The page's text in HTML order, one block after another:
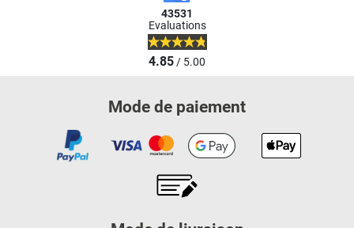
43531
Evaluations
4.85/ 5.00
Mode de paiement